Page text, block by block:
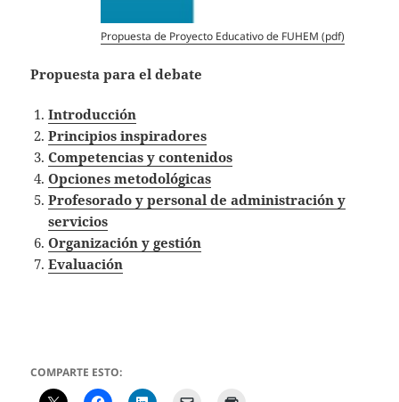
Propuesta de Proyecto Educativo de FUHEM (pdf)
Propuesta para el debate
Introducción
Principios inspiradores
Competencias y contenidos
Opciones metodológicas
Profesorado y personal de administración y
servicios
Organización y gestión
Evaluación
COMPARTE ESTO: